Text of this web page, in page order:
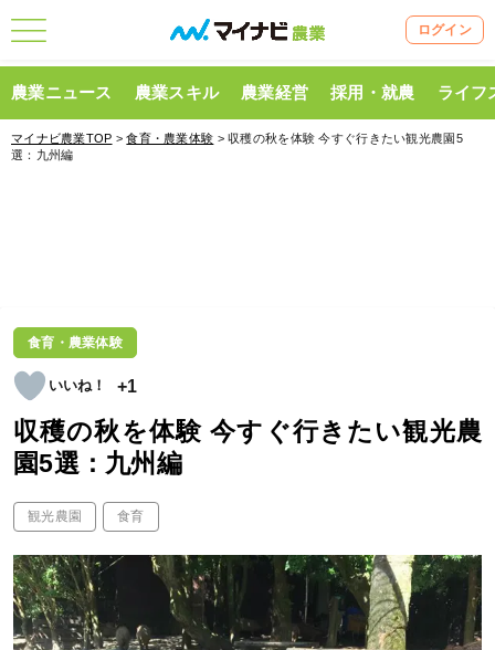
ログイン
農業ニュース 農業スキル 農業経営 採用・就農 ライフ
マイナビ農業TOP >食育・農業体験 > 収穫の秋を体験 今すぐ行きたい観光農園5
選：九州編
食育・農業体験
+1
収穫の秋を体験 今すぐ行きたい観光農
園5選：九州編
観光農園 食育